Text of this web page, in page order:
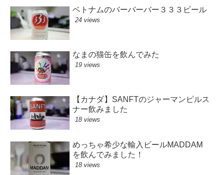
ベトナムのバーバーバー３３３ビール
24 views
なまの猫缶を飲んでみた
19 views
【カナダ】SANFTのジャーマンピルス
ナー飲みました
18 views
めっちゃ希少な輸入ビールMADDAM
を飲んでみました！
18 views